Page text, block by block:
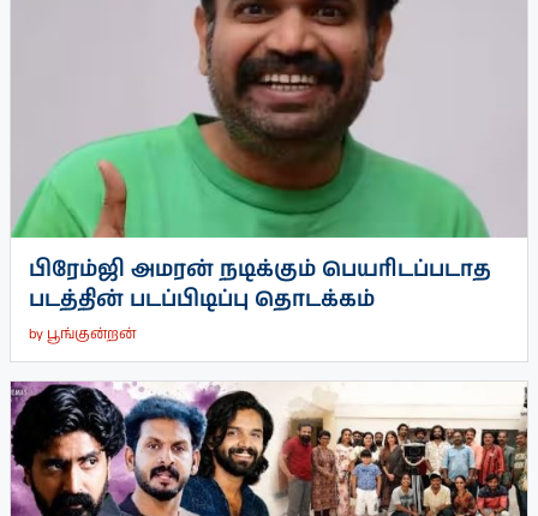
பிரேம்ஜி அமரன் நடிக்கும் பெயரிடப்படாத
படத்தின் படப்பிடிப்பு தொடக்கம்
by பூங்குன்றன்